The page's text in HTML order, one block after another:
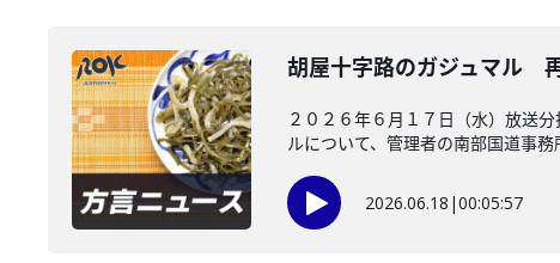
胡屋十字路のガジュマル
２０２６年６月１７日（水）放送
ルについて、管理者の南部国道事務
2026.06.18 |00:05:57